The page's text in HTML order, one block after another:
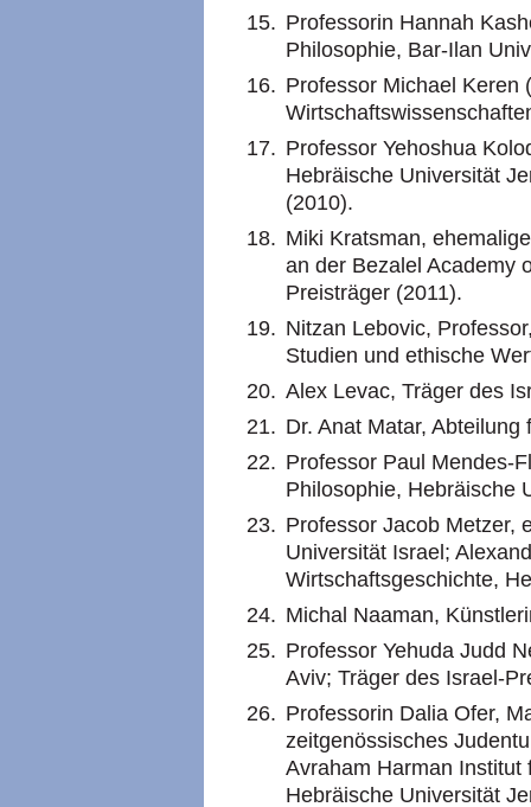
Professorin Hannah
Philosophie, Bar-Ilan
Professor Michael Keren
Professor Yehoshua
Hebräische Universität
(2010).
Miki Kratsman,
an der Bezalel Academy
Preisträger (2011).
Nitzan Lebovic,
Studien und ethische
Alex Levac, Träger des
Dr. Anat Matar,
Professor Paul Mendes-
Philosophie, Hebräische
Professor Jacob Metzer,
Universität Israel;
Wirtschaftsgeschichte,
Michal Naaman,
Professor Yehuda Judd
Aviv; Träger des Israel-
Professorin Dalia Ofer,
zeitgenössisches
Avraham Harman Institut
Hebräische Universität